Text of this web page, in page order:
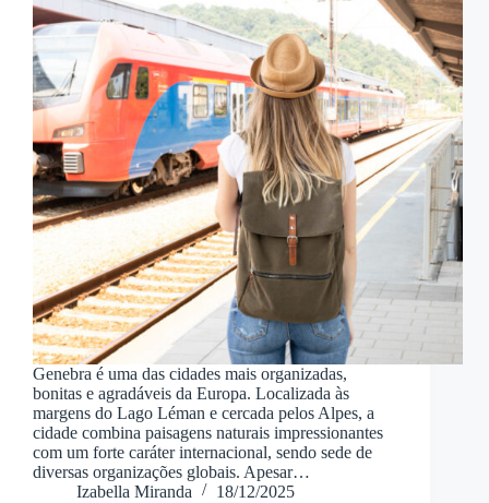
Genebra é uma das cidades mais organizadas,
bonitas e agradáveis da Europa. Localizada às
margens do Lago Léman e cercada pelos Alpes, a
cidade combina paisagens naturais impressionantes
com um forte caráter internacional, sendo sede de
diversas organizações globais. Apesar…
Izabella Miranda
18/12/2025